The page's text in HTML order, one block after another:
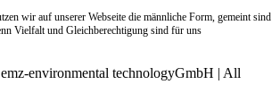
wir auf unserer Webseite die männliche Form, gemeint sind
Vielfalt und Gleichberechtigung sind für uns
environmental technologyGmbH | All